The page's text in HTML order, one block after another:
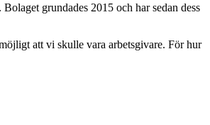
grundades 2015 och har sedan dess
att vi skulle vara arbetsgivare. För hur